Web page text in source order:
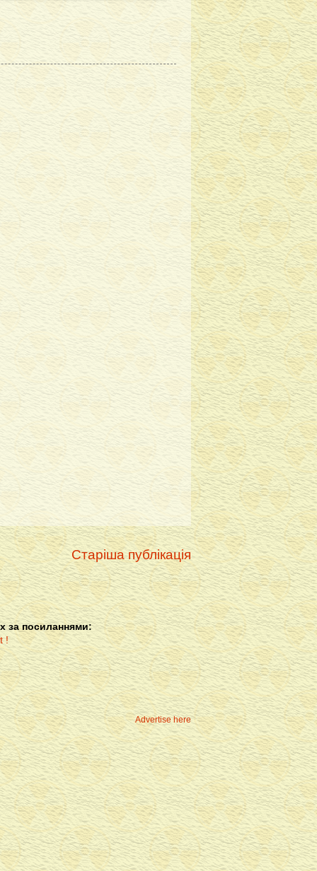
Старіша публікація
за посиланнями:
Advertise here